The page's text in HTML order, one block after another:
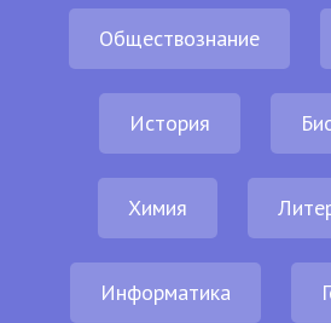
Обществознание
История
Химия
Информатика